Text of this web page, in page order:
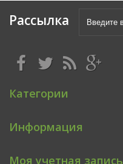
Рассылка
Категории
Информация
Моя учетная запись